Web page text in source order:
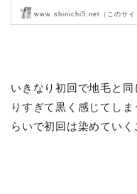
Liss 恵比寿【フリーランス美
www.shinichi5.net（このサイ
いきなり初回で地毛と
りすぎて黒く感じてし
らいで初回は染めていく